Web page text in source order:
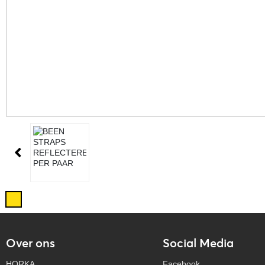
Over ons Social Media